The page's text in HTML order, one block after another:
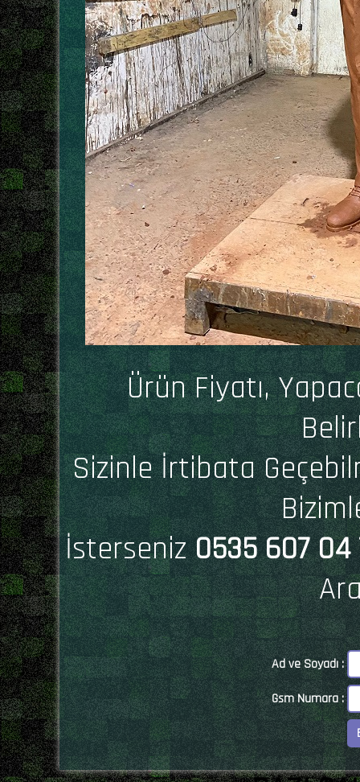
Ürün Fiyatı,
Sizinle İrtibata
İsterseniz0535 607 04
Ad ve Soyadı :
Gsm Numara :